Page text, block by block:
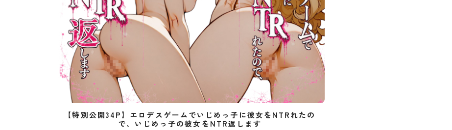
【特別公開34P】エロデスゲームでいじめっ子に彼女をNTRれたの
で、いじめっ子の彼女をNTR返します